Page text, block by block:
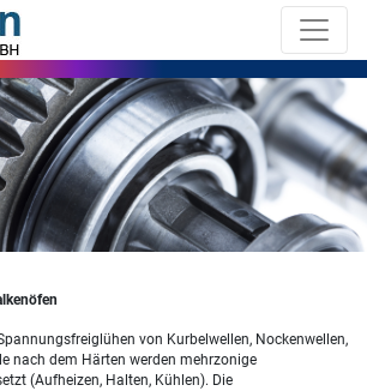
von Kurbelwellen, Nockenwellen,
nach dem Härten werden mehrzonige
(Aufheizen, Halten, Kühlen). Die